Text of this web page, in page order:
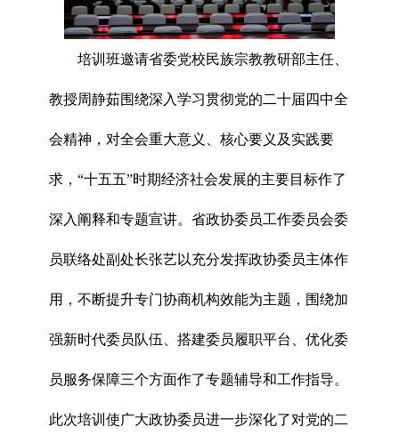
培训班邀请省委党校民族宗教教研部主任、
教授周静茹围绕深入学习贯彻党的二十届四中全
会精神，对全会重大意义、核心要义及实践要
求，“十五五”时期经济社会发展的主要目标作了
深入阐释和专题宣讲。省政协委员工作委员会委
员联络处副处长张艺以充分发挥政协委员主体作
用，不断提升专门协商机构效能为主题，围绕加
强新时代委员队伍、搭建委员履职平台、优化委
员服务保障三个方面作了专题辅导和工作指导。
此次培训使广大政协委员进一步深化了对党的二